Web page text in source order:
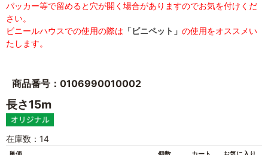
パッカー等で留めると穴が開く場合がありますのでお気を付けくだ
さい。
ビニールハウスでの使用の際は 「ビニペット」 の使用をオススメい
たします。
商品番号：0106990010002
長さ15m
在庫数：14